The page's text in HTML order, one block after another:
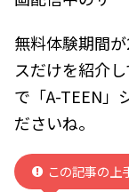
無料体験期間
スだけを紹介
で「A-TEEN」
ださいね。
この記事の上